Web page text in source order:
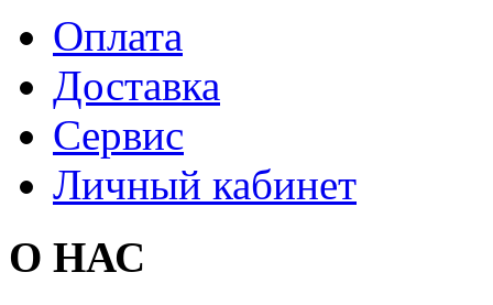
Оплата
Доставка
Сервис
Личный кабинет
О НАС